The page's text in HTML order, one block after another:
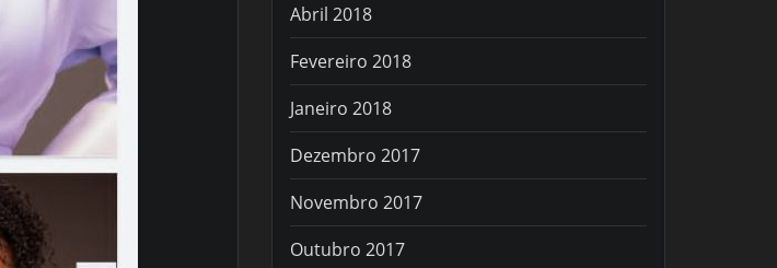
Abril 2018
Fevereiro 2018
Janeiro 2018
Dezembro 2017
Novembro 2017
Outubro 2017